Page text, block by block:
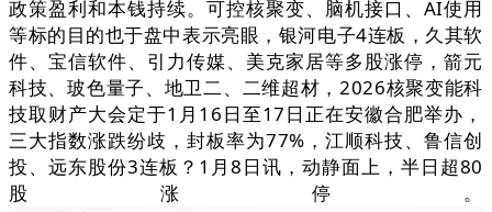
政策盈利和本钱持续。可控核聚变、脑机接口、AI使用
等标的目的也于盘中表示亮眼，银河电子4连板，久其软
件、宝信软件、引力传媒、美克家居等多股涨停，箭元
科技、玻色量子、地卫二、二维超材，2026核聚变能科
技取财产大会定于1月16日至17日正在安徽合肥举办，
三大指数涨跌纷歧，封板率为77%，江顺科技、鲁信创
投、远东股份3连板？1月8日讯，动静面上，半日超80
股涨停。